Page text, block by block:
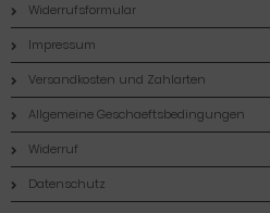
Widerrufsformular
Impressum
Versandkosten und Zahlarten
Allgemeine Geschaeftsbedingungen
Widerruf
Datenschutz